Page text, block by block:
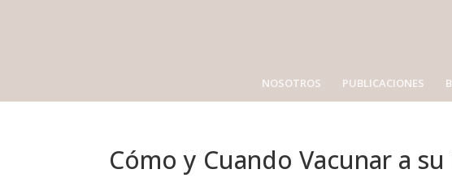
NOSOTROS PUBLICACIONES
Cómo y Cuando Vacunar a